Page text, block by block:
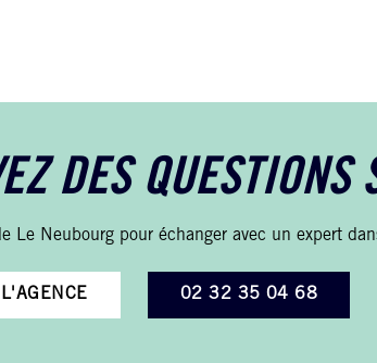
DES
Le Neubourg pour échanger avec un expert
02 32 35 04 68